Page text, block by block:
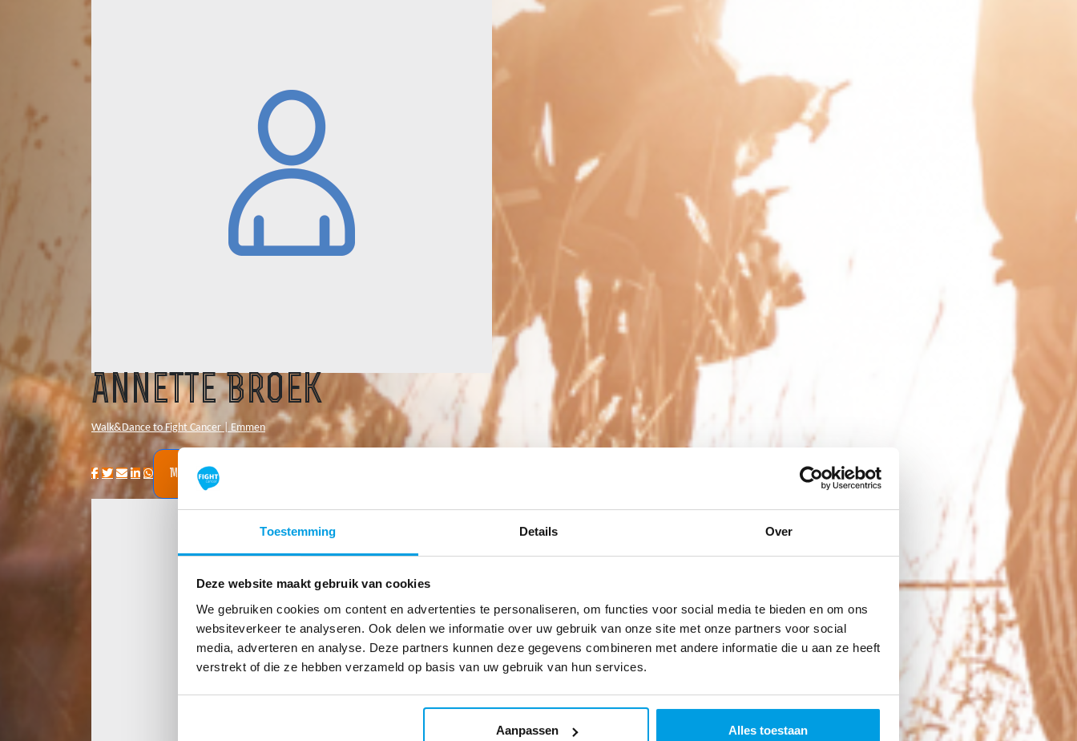
Toestemming Details Over
Deze website maakt gebruik van cookies
We gebruiken cookies om content en advertenties te personaliseren, om functies voor social media te bieden en om ons
websiteverkeer te analyseren. Ook delen we informatie over uw gebruik van onze site met onze partners voor social
media, adverteren en analyse. Deze partners kunnen deze gegevens combineren met andere informatie die u aan ze heeft
verstrekt of die ze hebben verzameld op basis van uw gebruik van hun services.
Aanpassen Alles toestaan
Annette Broek
Walk&Dance to Fight Cancer | Emmen
My Team